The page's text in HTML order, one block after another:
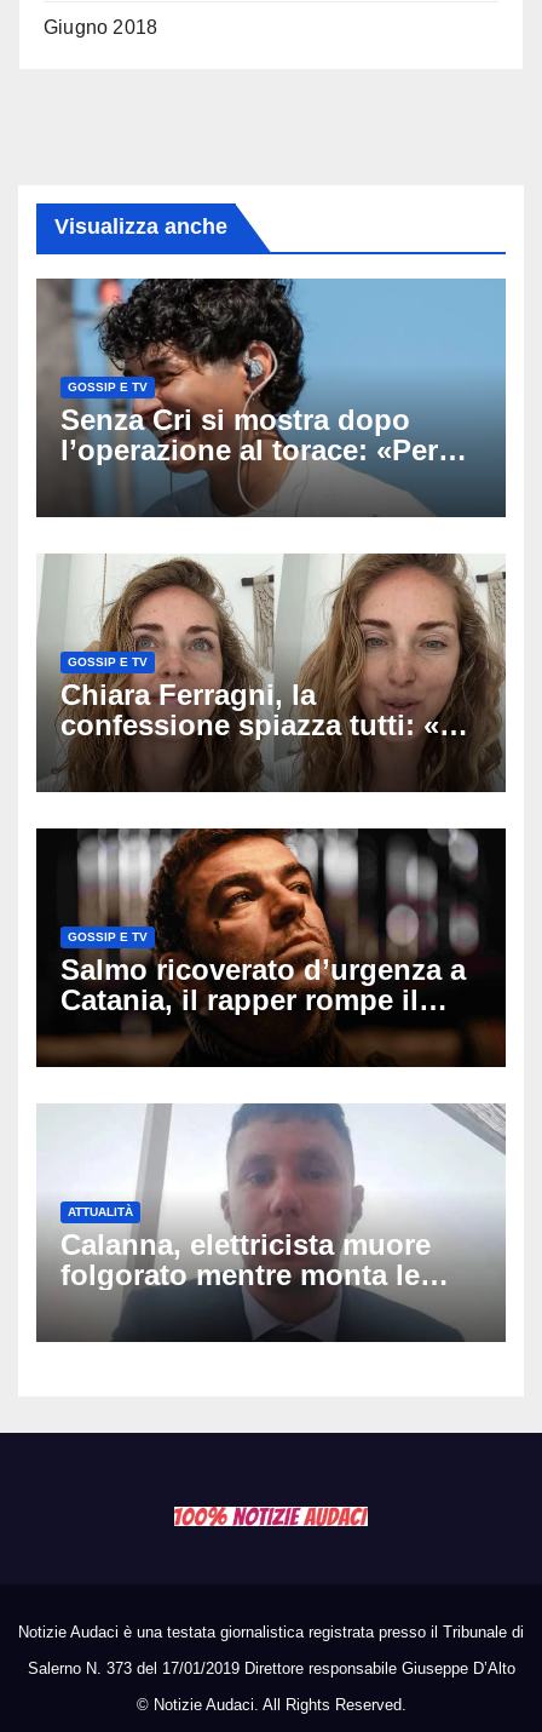
Giugno 2018
Visualizza anche
GOSSIP E TV
Senza Cri si mostra dopo
l’operazione al torace: «Per
anni mi sentivo in trappola», il
racconto sul difficile percorso
GOSSIP E TV
Chiara Ferragni, la
confessione spiazza tutti: «Un
mio ex voleva che mi rifacessi
il seno». Poi svela i ritocchi di
GOSSIP E TV
Salmo ricoverato d’urgenza a
Catania, il rapper rompe il
silenzio dopo la notte in
ospedale: come sta e cosa
ATTUALITÀ
Calanna, elettricista muore
folgorato mentre monta le
luminarie della festa: chi era
Fabio Calabrò e cosa è
Notizie Audaci è una testata giornalistica registrata presso il Tribunale di
Salerno N. 373 del 17/01/2019 Direttore responsabile Giuseppe D’Alto
© Notizie Audaci. All Rights Reserved.